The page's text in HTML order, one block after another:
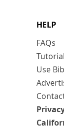
HELP
FAQs
Use